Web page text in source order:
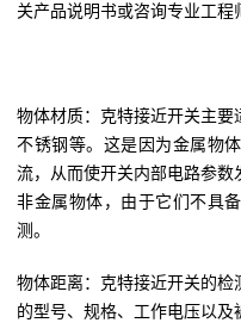
关产品说明书或咨询专业工程
物体材质：克特接近开关主要
不锈钢等。这是因为金属物
流，从而使开关内部电路参
非金属物体，由于它们不具
测。
物体距离：克特接近开关的
的型号、规格、工作电压以